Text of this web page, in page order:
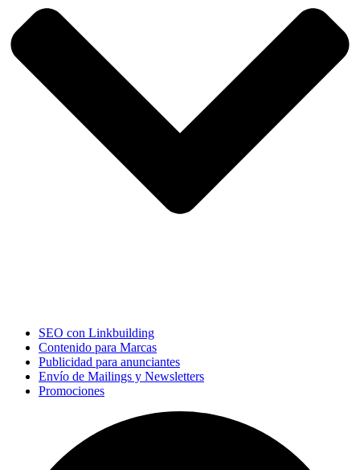
SEO con Linkbuilding
Contenido para Marcas
Publicidad para anunciantes
Envío de Mailings y Newsletters
Promociones